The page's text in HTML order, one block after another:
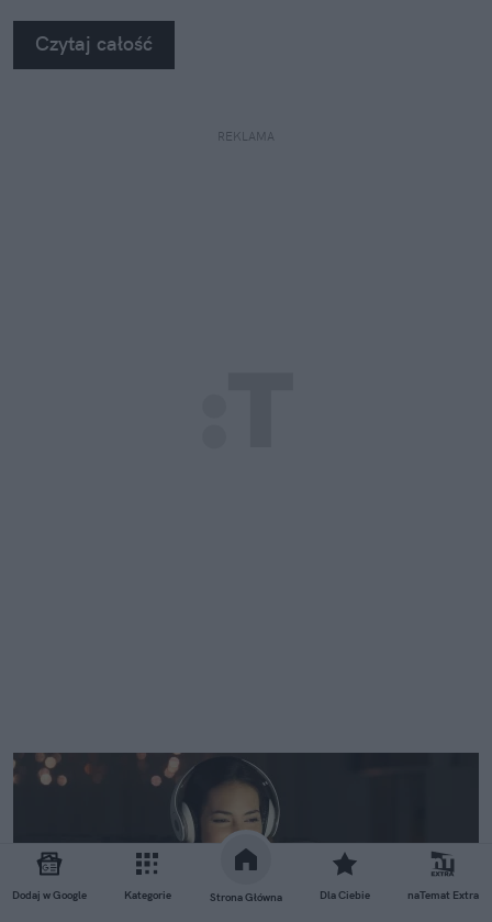
Dodaj w Google Kategorie Strona Główna Dla Ciebie naTemat Extra
Czytaj całość
REKLAMA